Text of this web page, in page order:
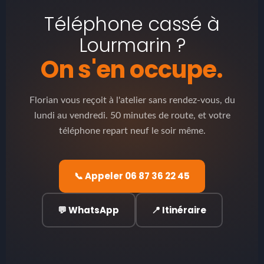
Téléphone cassé à
Lourmarin ?
On s'en occupe.
Florian vous reçoit à l'atelier sans rendez-vous, du
lundi au vendredi. 50 minutes de route, et votre
téléphone repart neuf le soir même.
📞 Appeler 06 87 36 22 45
💬 WhatsApp 📍 Itinéraire